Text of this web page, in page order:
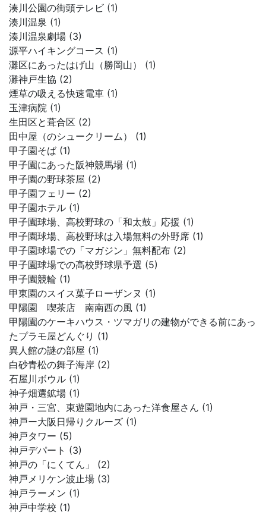
湊川公園の街頭テレビ (1)
湊川温泉 (1)
湊川温泉劇場 (3)
源平ハイキングコース (1)
灘区にあったはげ山（勝岡山） (1)
灘神戸生協 (2)
煙草の吸える快速電車 (1)
玉津病院 (1)
生田区と葺合区 (2)
田中屋（のシュークリーム） (1)
甲子園そば (1)
甲子園にあった阪神競馬場 (1)
甲子園の野球茶屋 (2)
甲子園フェリー (2)
甲子園ホテル (1)
甲子園球場、高校野球の「和太鼓」応援 (1)
甲子園球場、高校野球は入場無料の外野席 (1)
甲子園球場での「マガジン」無料配布 (2)
甲子園球場での高校野球県予選 (5)
甲子園競輪 (1)
甲東園のスイス菓子ローザンヌ (1)
甲陽園 喫茶店 南南西の風 (1)
甲陽園のケーキハウス・ツマガリの建物ができる前にあっ
たプラモ屋どんぐり (1)
異人館の謎の部屋 (1)
白砂青松の舞子海岸 (2)
石屋川ボウル (1)
神子畑選鉱場 (1)
神戸・三宮、東遊園地内にあった洋食屋さん (1)
神戸ー大阪日帰りクルーズ (1)
神戸タワー (5)
神戸デパート (3)
神戸の「にくてん」 (2)
神戸メリケン波止場 (3)
神戸ラーメン (1)
神戸中学校 (1)